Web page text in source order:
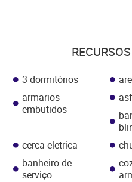
3 dormitórios
armarios
embutidos
cerca eletrica
banheiro de
serviço